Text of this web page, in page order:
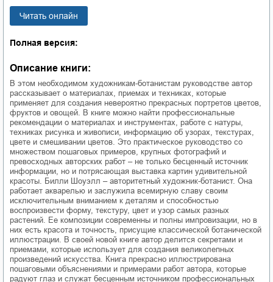
Читать онлайн
Полная версия:
Описание книги:
В этом необходимом художникам-ботанистам руководстве автор
рассказывает о материалах, приемах и техниках, которые
применяет для создания невероятно прекрасных портретов цветов,
фруктов и овощей. В книге можно найти профессиональные
рекомендации о материалах и инструментах, работе с натуры,
техниках рисунка и живописи, информацию об узорах, текстурах,
цвете и смешивании цветов. Это практическое руководство со
множеством пошаговых примеров, крупных фотографий и
превосходных авторских работ – не только бесценный источник
информации, но и потрясающая выставка картин удивительной
красоты. Билли Шоуэлл – авторитетный художник-ботанист. Она
работает акварелью и заслужила всемирную славу своим
исключительным вниманием к деталям и способностью
воспроизвести форму, текстуру, цвет и узор самых разных
растений. Ее композиции современны и полны импровизации, но в
них есть красота и точность, присущие классической ботанической
иллюстрации. В своей новой книге автор делится секретами и
приемами, которые использует для создания великолепных
произведений искусства. Книга прекрасно иллюстрирована
пошаговыми объяснениями и примерами работ автора, которые
радуют глаз и служат бесценным источником профессиональных